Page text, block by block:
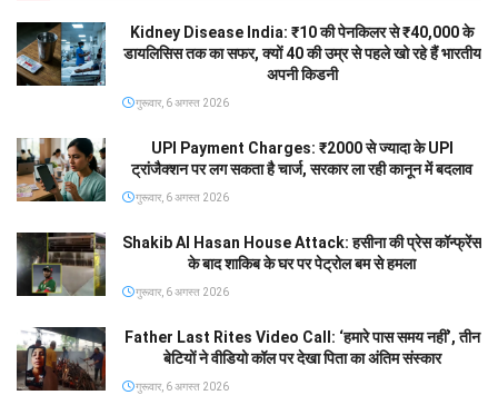
Kidney Disease India: ₹10 की पेनकिलर से ₹40,000 के
डायलिसिस तक का सफर, क्यों 40 की उम्र से पहले खो रहे हैं भारतीय
अपनी किडनी
गुरूवार, 6 अगस्त 2026
UPI Payment Charges: ₹2000 से ज्यादा के UPI
ट्रांजैक्शन पर लग सकता है चार्ज, सरकार ला रही कानून में बदलाव
गुरूवार, 6 अगस्त 2026
Shakib Al Hasan House Attack: हसीना की प्रेस कॉन्फ्रेंस
के बाद शाकिब के घर पर पेट्रोल बम से हमला
गुरूवार, 6 अगस्त 2026
Father Last Rites Video Call: ‘हमारे पास समय नहीं’, तीन
बेटियों ने वीडियो कॉल पर देखा पिता का अंतिम संस्कार
गुरूवार, 6 अगस्त 2026